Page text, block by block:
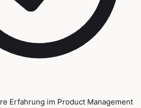
Erfahrung im Product Management